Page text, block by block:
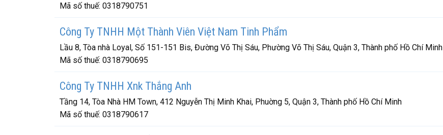
Mã số thuế: 0318790751
Công Ty TNHH Một Thành Viên Việt Nam Tinh Phẩm
Lầu 8, Tòa nhà Loyal, Số 151-151 Bis, Đường Võ Thị Sáu, Phường Võ Thị Sáu, Quận 3, Thành phố Hồ Chí Minh
Mã số thuế: 0318790695
Công Ty TNHH Xnk Thắng Anh
Tầng 14, Tòa Nhà HM Town, 412 Nguyễn Thị Minh Khai, Phuờng 5, Quận 3, Thành phố Hồ Chí Minh
Mã số thuế: 0318790617